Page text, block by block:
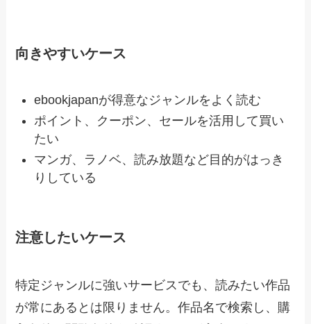
向きやすいケース
ebookjapanが得意なジャンルをよく読む
ポイント、クーポン、セールを活用して買い
たい
マンガ、ラノベ、読み放題など目的がはっき
りしている
注意したいケース
特定ジャンルに強いサービスでも、読みたい作品
が常にあるとは限りません。作品名で検索し、購